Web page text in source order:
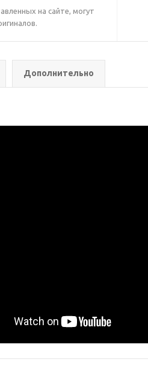
на сайте, могут
Дополнительно